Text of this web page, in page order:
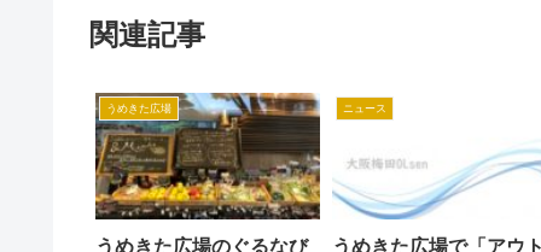
関連記事
うめきた広場
うめきた広場のぐるなび
ニュース
うめきた広場で「アウト